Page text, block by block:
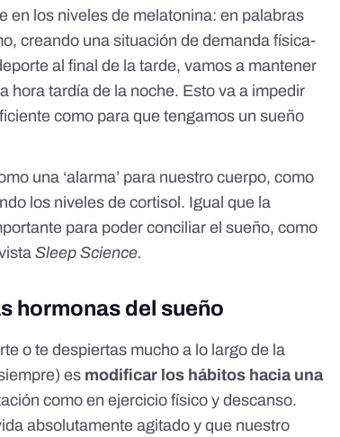
en los niveles de melatonina: en palabras
creando una situación de demanda física-
al final de la tarde, vamos a mantener
hora tardía de la noche. Esto va a impedir
como para que tengamos un sueño
una ‘alarma’ para nuestro cuerpo, como
los niveles de cortisol. Igual que la
para poder conciliar el sueño, como
Sleep Science.
hormonas del sueño
o te despiertas mucho a lo largo de la
es modificar los hábitos hacia una
como en ejercicio físico y descanso.
absolutamente agitado y que nuestro